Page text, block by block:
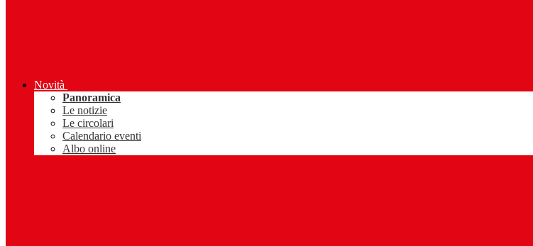
Novità
Panoramica
Le notizie
Le circolari
Calendario eventi
Albo online